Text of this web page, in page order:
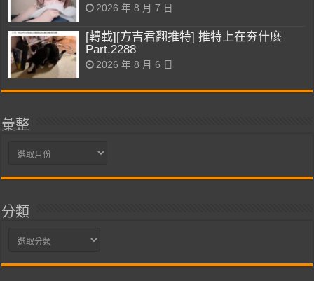
2026 年 8 月 7 日
[轉載][方吉君翻推特] 推特上在夯什麼
Part.2288
2026 年 8 月 6 日
彙整
彙
分類
分